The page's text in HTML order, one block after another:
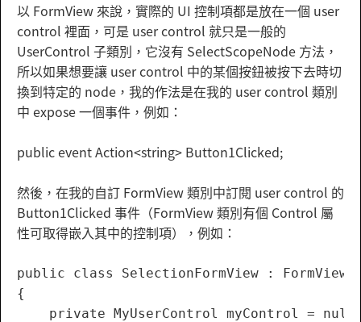
以 FormView 來說，實際的 UI 控制項都是放在一個 user
control 裡面，可是 user control 就只是一般的
UserControl 子類別，它沒有 SelectScopeNode 方法，
所以如果想要讓 user control 中的某個按鈕被按下去時切
換到特定的 node，我的作法是在我的 user control 類別
中 expose 一個事件，例如：
public event Action<string> Button1Clicked;
然後，在我的自訂 FormView 類別中訂閱 user control 的
Button1Clicked 事件（FormView 類別有個 Control 屬
性可取得嵌入其中的控制項），例如：
public class SelectionFormView : FormView
{
private MyUserControl myControl =